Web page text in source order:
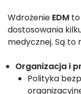
Wdrożenie EDM
dostosowania
medycznej. Są to
Organizacja i
Polityka